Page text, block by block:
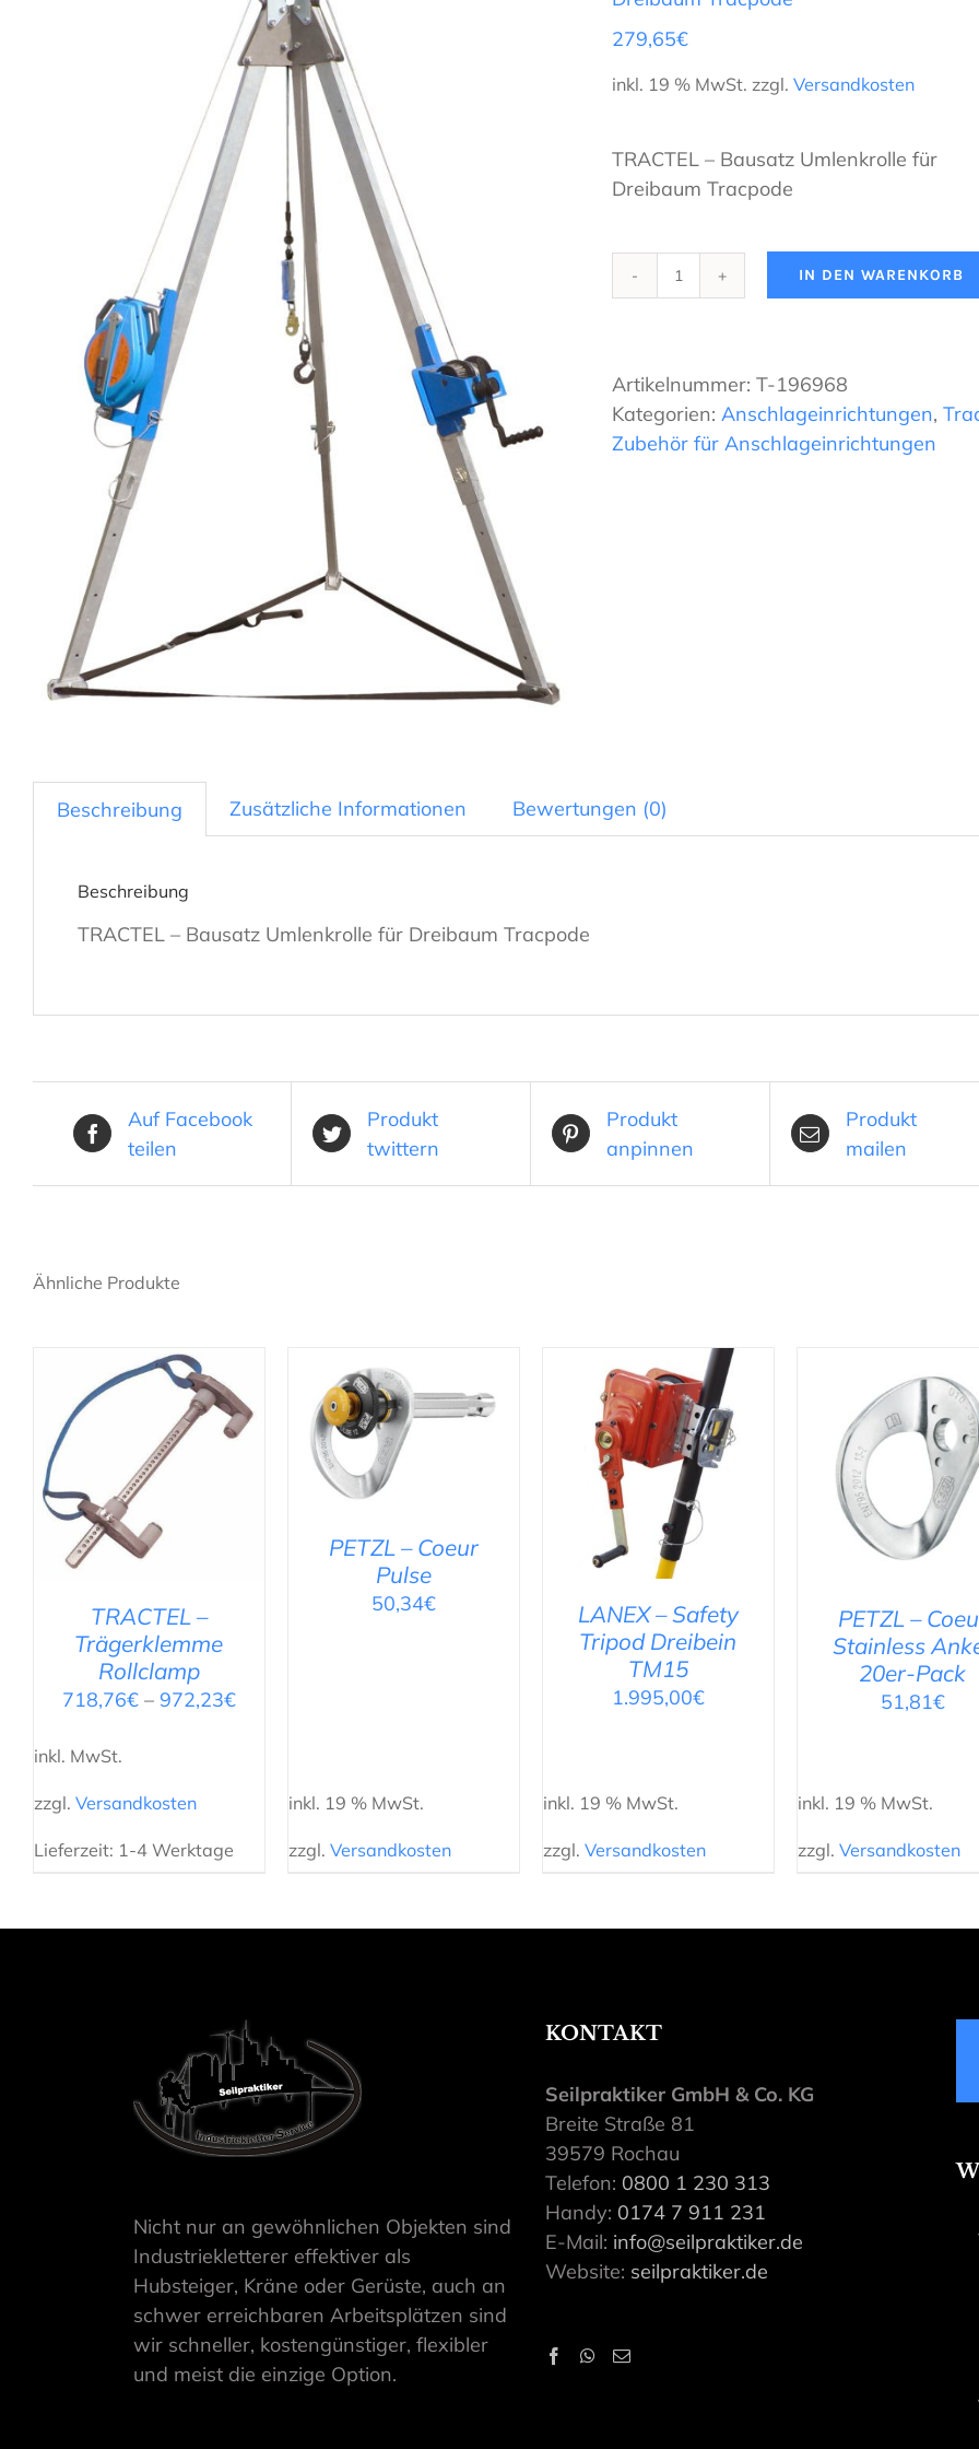
279,65€
inkl. 19 % MwSt. zzgl. Versandkosten
TRACTEL – Bausatz Umlenkrolle für
Dreibaum Tracpode
TRACTEL
Umlenkrolle
für
Dreibaum
IN DEN WARENKORB
Artikelnummer: T-196968
Kategorien: Anschlageinrichtungen,
Zubehör für Anschlageinrichtungen
Beschreibung Zusätzliche Informationen Bewertungen (0)
Beschreibung
TRACTEL – Bausatz Umlenkrolle für Dreibaum Tracpode
Auf Facebook
teilen
Produkt
twittern
Produkt
anpinnen
Produkt
mailen
Ähnliche Produkte
AUSFÜHRUNG WÄHLEN
DETAILS
TRACTEL –
Trägerklemme
Rollclamp
718,76€– 972,23€
inkl. MwSt.
zzgl. Versandkosten
Lieferzeit: 1-4 Werktage
IN DEN WARENKORB
DETAILS
PETZL – Coeur
Pulse
50,34€
inkl. 19 % MwSt.
zzgl. Versandkosten
IN DEN WARENKORB
DETAILS
LANEX – Safety
Tripod Dreibein
TM15
1.995,00€
inkl. 19 % MwSt.
zzgl. Versandkosten
IN DEN WARENKORB
DETAILS
PETZL –
Stainless
20er-Pack
51,81€
inkl. 19 % MwSt.
zzgl. Versandkosten
Nicht nur an gewöhnlichen Objekten sind
Industriekletterer effektiver als
Hubsteiger, Kräne oder Gerüste, auch an
schwer erreichbaren Arbeitsplätzen sind
wir schneller, kostengünstiger, flexibler
und meist die einzige Option.
KONTAKT
Seilpraktiker GmbH & Co. KG
Breite Straße 81
39579 Rochau
Telefon: 0800 1 230 313
Handy: 0174 7 911 231
E-Mail: info@seilpraktiker.de
Website: seilpraktiker.de